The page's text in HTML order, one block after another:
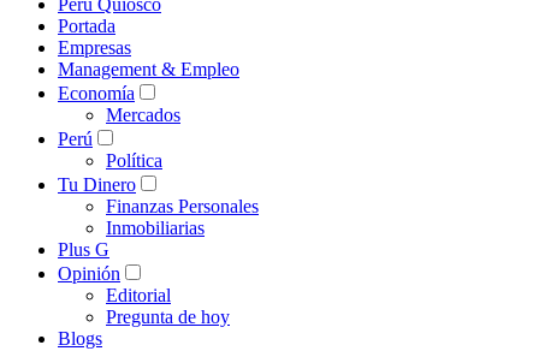
Peru Quiosco
Portada
Empresas
Management & Empleo
Economía
Mercados
Perú
Política
Tu Dinero
Finanzas Personales
Inmobiliarias
Plus G
Opinión
Editorial
Pregunta de hoy
Blogs